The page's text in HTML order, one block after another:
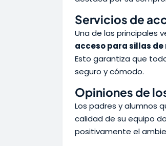
Servicios de
Una de las principales
acceso para sillas de
Esto garantiza que
seguro y cómodo.
Opiniones de
Los padres y alumnos
calidad de su equipo
positivamente el